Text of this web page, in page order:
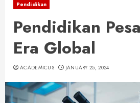
Pendidikan
Pendidikan
Era Global
ACADEMICUS JANUARY 25, 2024